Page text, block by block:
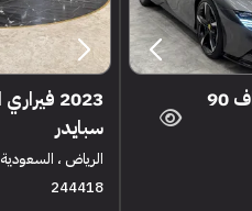
2023 فيراري اس اف 90
سبايدر
الرياض ، السعودية
244418